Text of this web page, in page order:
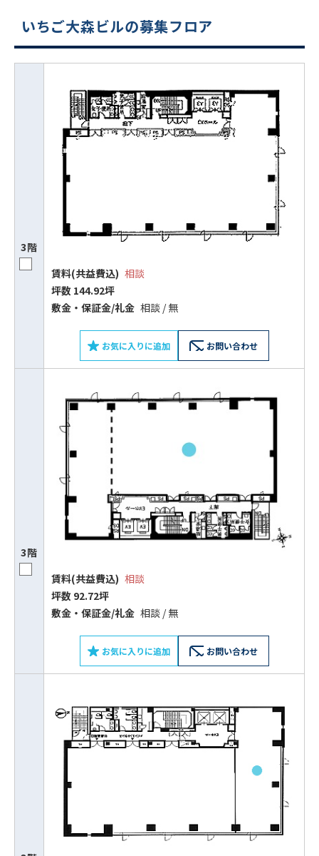
いちご大森ビルの募集フロア
3階
賃料(共益費込) 相談
坪数 144.92坪
敷⾦‧保証⾦/礼⾦ 相談 / 無
お気に入りに追加 お問い合わせ
3階
賃料(共益費込) 相談
坪数 92.72坪
敷⾦‧保証⾦/礼⾦ 相談 / 無
お気に入りに追加 お問い合わせ
ビルコード： 172272